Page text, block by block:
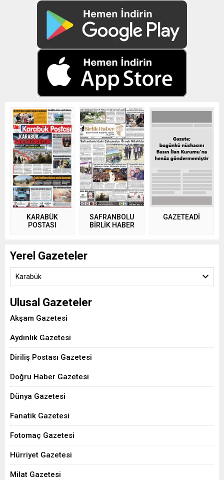
KARABÜK
POSTASI
SAFRANBOLU
BİRLİK HABER
GAZETEADI
Yerel Gazeteler
Karabük
Ulusal Gazeteler
Akşam Gazetesi
Aydınlık Gazetesi
Diriliş Postası Gazetesi
Doğru Haber Gazetesi
Dünya Gazetesi
Fanatik Gazetesi
Fotomaç Gazetesi
Hürriyet Gazetesi
Milat Gazetesi